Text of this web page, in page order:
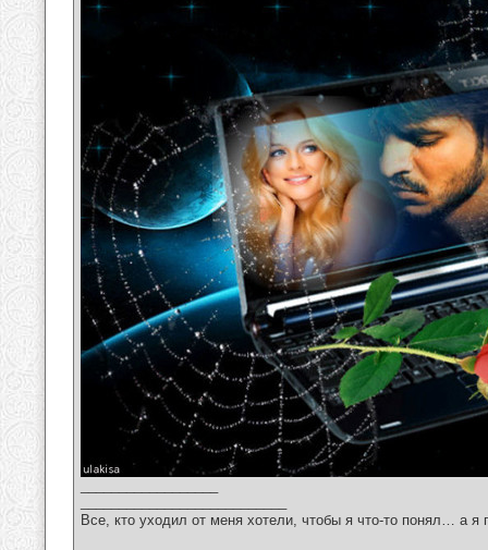
Все, кто уходил от меня хотели, чтобы я что-то понял… а